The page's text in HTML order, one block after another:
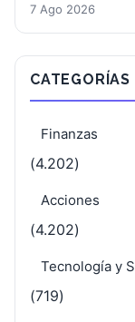
7 Ago 2026
CATEGORÍAS
Finanzas
(4.202)
Acciones
(4.202)
Tecnología y
(719)